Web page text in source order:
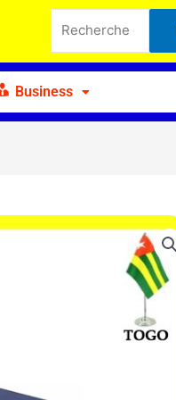
pour :
Business